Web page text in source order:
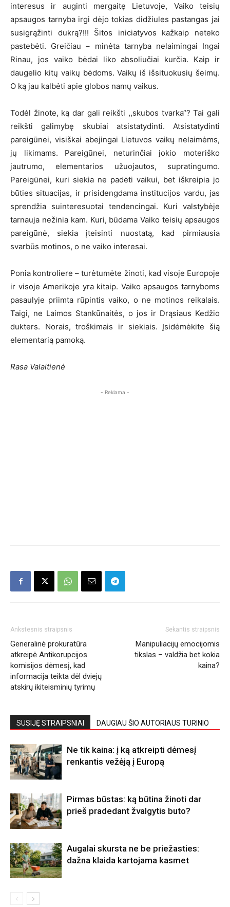
interesus ir auginti mergaitę Lietuvoje, Vaiko teisių
apsaugos tarnyba irgi dėjo tokias didžiules pastangas jai
susigrąžinti dukrą?!!! Šitos iniciatyvos kažkaip neteko
pastebėti. Greičiau – minėta tarnyba nelaimingai Ingai
Rinau, jos vaiko bėdai liko absoliučiai kurčia. Kaip ir
daugelio kitų vaikų bėdoms. Vaikų iš išsituokusių šeimų.
O ką jau kalbėti apie globos namų vaikus.
Todėl žinote, ką dar gali reikšti ,,skubos tvarka“? Tai gali
reikšti galimybę skubiai atsistatydinti. Atsistatydinti
pareigūnei, visiškai abejingai Lietuvos vaikų nelaimėms,
jų likimams. Pareigūnei, neturinčiai jokio moteriško
jautrumo, elementarios užuojautos, supratingumo.
Pareigūnei, kuri siekia ne padėti vaikui, bet iškreipia jo
būties situacijas, ir prisidengdama institucijos vardu, jas
sprendžia suinteresuotai tendencingai. Kuri valstybėje
tarnauja nežinia kam. Kuri, būdama Vaiko teisių apsaugos
pareigūnė, siekia įteisinti nuostatą, kad pirmiausia
svarbūs motinos, o ne vaiko interesai.
Ponia kontroliere – turėtumėte žinoti, kad visoje Europoje
ir visoje Amerikoje yra kitaip. Vaiko apsaugos tarnyboms
pasaulyje priimta rūpintis vaiko, o ne motinos reikalais.
Taigi, ne Laimos Stankūnaitės, o jos ir Drąsiaus Kedžio
dukters. Norais, troškimais ir siekiais. Įsidėmėkite šią
elementarią pamoką.
Rasa Valaitienė
- Reklama -
Ankstesnis straipsnis
Generalinė prokuratūra
atkreipė Antikorupcijos
komisijos dėmesį, kad
informacija teikta dėl dviejų
atskirų ikiteisminių tyrimų
Sekantis straipsnis
Manipuliacijų emocijomis
tikslas – valdžia bet kokia
kaina?
SUSIJĘ STRAIPSNIAI DAUGIAU ŠIO AUTORIAUS TURINIO
Ne tik kaina: į ką atkreipti dėmesį
renkantis vežėją į Europą
Pirmas būstas: ką būtina žinoti dar
prieš pradedant žvalgytis buto?
Augalai skursta ne be priežasties:
dažna klaida kartojama kasmet